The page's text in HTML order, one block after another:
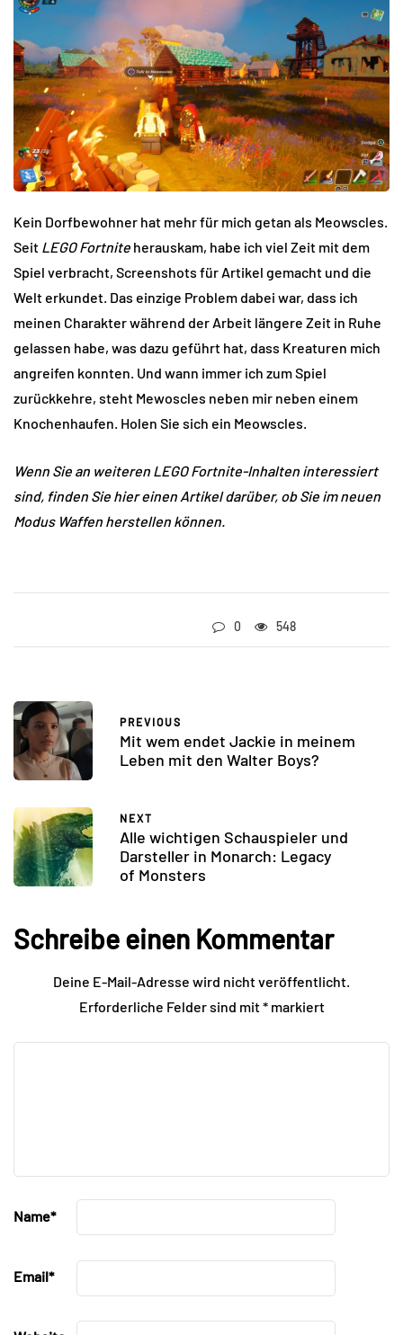
Kein Dorfbewohner hat mehr für mich getan als Meowscles.
Seit LEGO Fortnite herauskam, habe ich viel Zeit mit dem
Spiel verbracht, Screenshots für Artikel gemacht und die
Welt erkundet. Das einzige Problem dabei war, dass ich
meinen Charakter während der Arbeit längere Zeit in Ruhe
gelassen habe, was dazu geführt hat, dass Kreaturen mich
angreifen konnten. Und wann immer ich zum Spiel
zurückkehre, steht Mewoscles neben mir neben einem
Knochenhaufen. Holen Sie sich ein Meowscles.
Wenn Sie an weiteren LEGO Fortnite-Inhalten interessiert
sind, finden Sie hier einen Artikel darüber, ob Sie im neuen
Modus Waffen herstellen können.
0 548
PREVIOUS
Mit wem endet Jackie in meinem
Leben mit den Walter Boys?
NEXT
Alle wichtigen Schauspieler und
Darsteller in Monarch: Legacy
of Monsters
Schreibe einen Kommentar
Deine E-Mail-Adresse wird nicht veröffentlicht.
Erforderliche Felder sind mit*markiert
Name*
Email*